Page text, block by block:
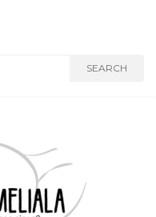
SEARCH